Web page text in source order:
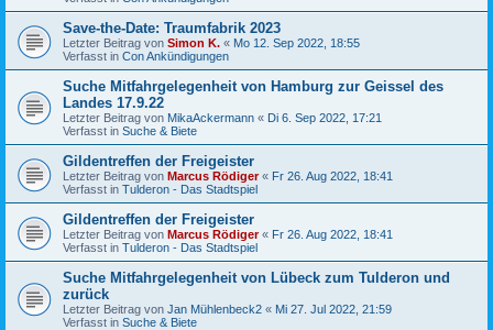
Save-the-Date: Traumfabrik 2023
Letzter Beitrag von Simon K. « Mo 12. Sep 2022, 18:55
Verfasst in Con Ankündigungen
Suche Mitfahrgelegenheit von Hamburg zur Geissel des
Landes 17.9.22
Letzter Beitrag von MikaAckermann « Di 6. Sep 2022, 17:21
Verfasst in Suche & Biete
Gildentreffen der Freigeister
Letzter Beitrag von Marcus Rödiger« Fr 26. Aug 2022, 18:41
Verfasst in Tulderon - Das Stadtspiel
Gildentreffen der Freigeister
Letzter Beitrag von Marcus Rödiger« Fr 26. Aug 2022, 18:41
Verfasst in Tulderon - Das Stadtspiel
Suche Mitfahrgelegenheit von Lübeck zum Tulderon und
zurück
Letzter Beitrag von Jan Mühlenbeck2 « Mi 27. Jul 2022, 21:59
Verfasst in Suche & Biete